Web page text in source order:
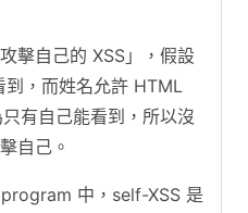
擊自己的 XSS」，假設
，而姓名允許 HTML
有自己能看到，所以沒
自己。
中，self-XSS 是